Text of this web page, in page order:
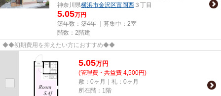
神奈川県横浜市金沢区富岡西 ３丁目
5.05万円
築年数：築4年 ｜募集中： 2室
階数：2階建
◆◆初期費用を抑えたい方におすすめ◆◆
5.05万円
(管理費・共益費 4,500円)
敷：0ヶ月｜礼：0ヶ月
所在階：1階